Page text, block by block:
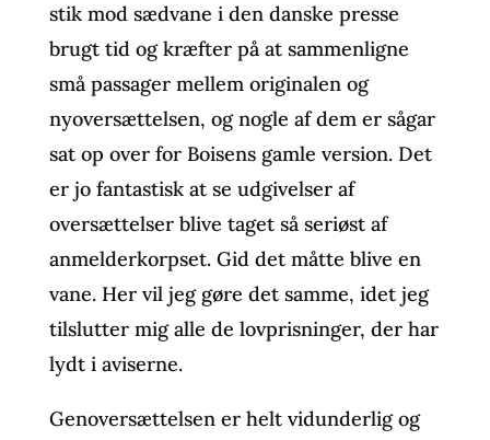
stik mod sædvane i den danske presse
brugt tid og kræfter på at sammenligne
små passager mellem originalen og
nyoversættelsen, og nogle af dem er sågar
sat op over for Boisens gamle version. Det
er jo fantastisk at se udgivelser af
oversættelser blive taget så seriøst af
anmelderkorpset. Gid det måtte blive en
vane. Her vil jeg gøre det samme, idet jeg
tilslutter mig alle de lovprisninger, der har
lydt i aviserne.
Genoversættelsen er helt vidunderlig og